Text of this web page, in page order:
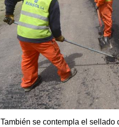
También se contempla el sellado